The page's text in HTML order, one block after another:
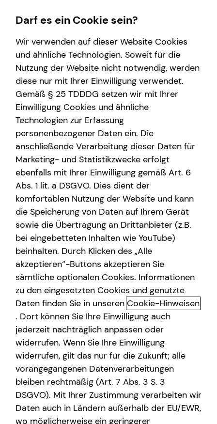
Karriere-Infos
Karrierechancen
Initiativbewerbung
Finanzberatung
Immobilienfinanzierung
Investment
Kapitalanlage Immobilien
Altersvorsorge
Service
Kundenportal
Wissenswertes
Über tecis
Podcast
teamzukunft
Tom Locher
Tom Locher
Teamleiter
in Offenburg und Umgebung
Darf es ein Cookie sein?
Wir verwenden auf dieser Website Cookies
und ähnliche Technologien. Soweit für die
Nutzung der Website nicht notwendig, werden
diese nur mit Ihrer Einwilligung verwendet.
Gemäß § 25 TDDDG setzen wir mit Ihrer
Einwilligung Cookies und ähnliche
Technologien zur Erfassung
personenbezogener Daten ein. Die
anschließende Verarbeitung dieser Daten für
Marketing- und Statistikzwecke erfolgt
ebenfalls mit Ihrer Einwilligung gemäß Art. 6
Abs. 1 lit. a DSGVO. Dies dient der
komfortablen Nutzung der Website und kann
die Speicherung von Daten auf Ihrem Gerät
sowie die Übertragung an Drittanbieter (z.B.
bei eingebetteten Inhalten wie YouTube)
beinhalten. Durch Klicken des „Alle
akzeptieren“-Buttons akzeptieren Sie
sämtliche optionalen Cookies. Informationen
zu den eingesetzten Cookies und genutzte
Daten finden Sie in unseren Cookie-Hinweisen
. Dort können Sie Ihre Einwilligung auch
jederzeit nachträglich anpassen oder
widerrufen. Wenn Sie Ihre Einwilligung
widerrufen, gilt das nur für die Zukunft; alle
vorangegangenen Datenverarbeitungen
bleiben rechtmäßig (Art. 7 Abs. 3 S. 3
DSGVO). Mit Ihrer Zustimmung verarbeiten wir
Daten auch in Ländern außerhalb der EU/EWR,
wo möglicherweise ein geringerer